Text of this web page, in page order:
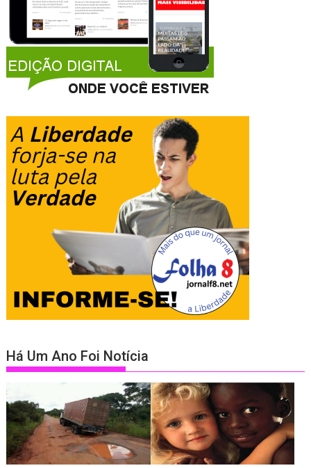
Há Um Ano Foi Notícia